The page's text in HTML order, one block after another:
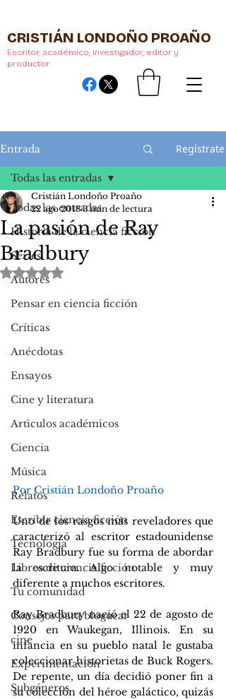
CRISTIÁN LONDOÑO PROAÑO
Escritor, académico, investigador, editor y
productor
Entrada Regístrate
Todas las entradas
Historia de la ciencia ficción
Series
Autores
Pensar en ciencia ficción
Críticas
Anécdotas
Ensayos
Cine y literatura
Artìculos académicos
Ciencia
Música
Relatos
Escribir ciencia ficción
Tecnología
Libros de ciencia ficción
Tu comunidad
Consejos para bloguear
cine
Experimentación
Subgéneros
Todas las entradas
La pasión de Ray
Bradbury
Cristián Londoño Proaño
22 ago 2018 3 min de lectura
Obtuvo NaN de 5 estrellas.
Por Cristián Londoño Proaño
Uno de los rasgos más reveladores que
caracterizó al escritor estadounidense
Ray Bradbury fue su forma de abordar
la escritura. Algo notable y muy
diferente a muchos escritores.
Ray Bradbury nació el 22 de agosto de
1920 en Waukegan, Illinois. En su
infancia en su pueblo natal le gustaba
coleccionar historietas de Buck Rogers.
De repente, un día decidió poner fin a
su colección del héroe galáctico, quizás